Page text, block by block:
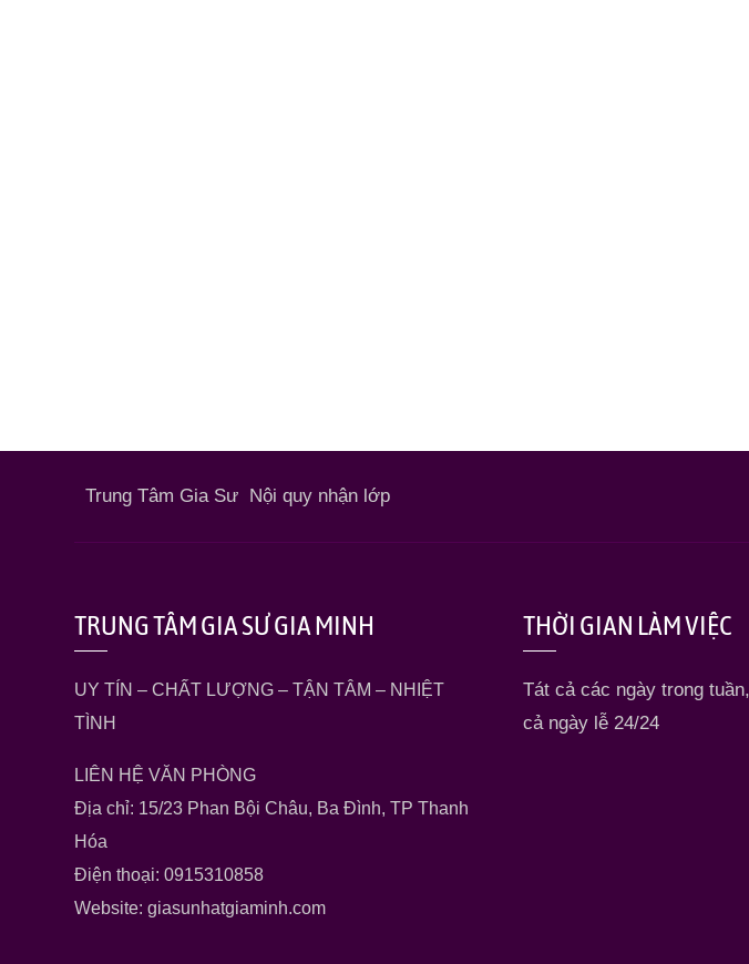
Trung Tâm Gia Sư Nội quy nhận lớp
TRUNG TÂM GIA SƯ GIA MINH
UY TÍN – CHẤT LƯỢNG – TẬN TÂM – NHIỆT
TÌNH
LIÊN HỆ VĂN PHÒNG
Địa chỉ: 15/23 Phan Bội Châu, Ba Đình, TP Thanh
Hóa
Điện thoại: 0915310858
Website: giasunhatgiaminh.com
THỜI GIAN LÀM VIỆC
Tát cả các ngày trong
cả ngày lễ 24/24